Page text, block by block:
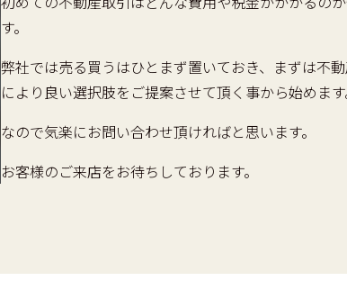
す。
弊社では売る買うはひとまず置いておき、まずは不
により良い選択肢をご提案させて頂く事から始めます
なので気楽にお問い合わせ頂ければと思います。
お客様のご来店をお待ちしております。